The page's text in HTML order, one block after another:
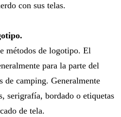
con sus telas.
métodos de logotipo. El
para la parte del
de camping. Generalmente
serigrafía, bordado o etiquetas
de tela.